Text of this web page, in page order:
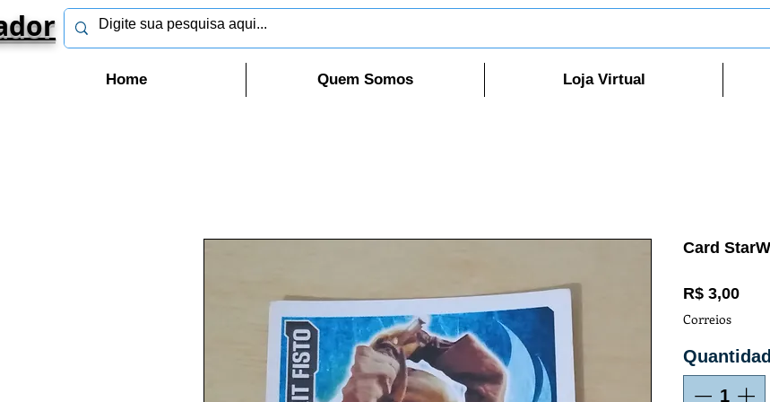
Home Quem Somos Loja Virtual
Card
R$ 3,00
Correios